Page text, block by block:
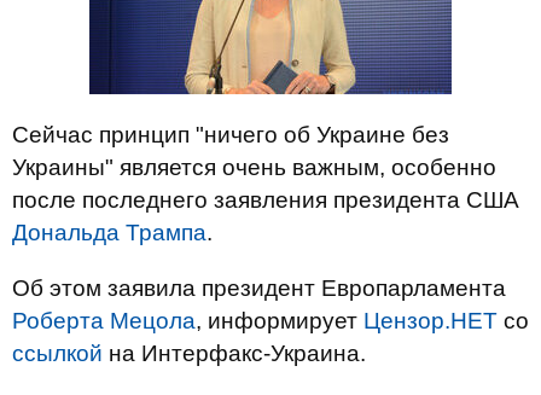
Сейчас принцип "ничего об Украине без
Украины" является очень важным, особенно
после последнего заявления президента США
Дональда Трампа.
Об этом заявила президент Европарламента
Роберта Мецола, информирует Цензор.НЕТ со
ссылкой на Интерфакс-Украина.